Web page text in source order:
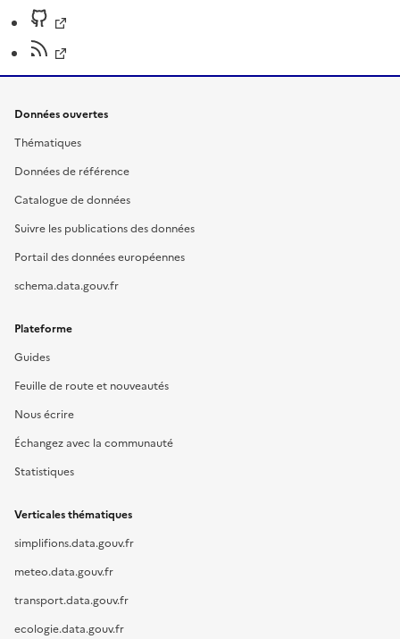
Données ouvertes
Thématiques
Données de référence
Catalogue de données
Suivre les publications des données
Portail des données européennes
schema.data.gouv.fr
Plateforme
Guides
Feuille de route et nouveautés
Nous écrire
Échangez avec la communauté
Statistiques
Verticales thématiques
simplifions.data.gouv.fr
meteo.data.gouv.fr
transport.data.gouv.fr
ecologie.data.gouv.fr